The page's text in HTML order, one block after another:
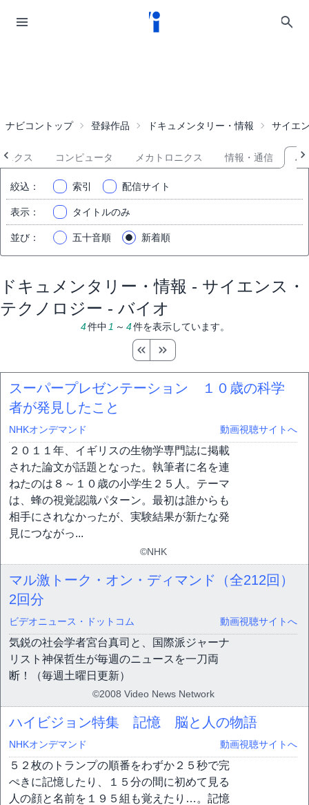
ナビコントップ 登録作品 ドキュメンタリー・情報 サイエ
ニクス コンピュータ メカトロニクス 情報・通信 バ
絞込 ： 索引 配信サイト
表示 ： タイトルのみ
並び ： 五十音順 新着順
ドキュメンタリー・情報 - サイエンス・
テクノロジー - バイオ
4件中 1 ～ 4件を表示しています。
スーパープレゼンテーション １０歳の科学
者が発見したこと
NHKオンデマンド 動画視聴サイトへ
２０１１年、イギリスの生物学専門誌に掲載
された論文が話題となった。執筆者に名を連
ねたのは８～１０歳の小学生２５人。テーマ
は、蜂の視覚認識パターン。最初は誰からも
相手にされなかったが、実験結果が新たな発
見につながっ...
©NHK
マル激トーク・オン・ディマンド（全212回）
2回分
ビデオニュース・ドットコム 動画視聴サイトへ
気鋭の社会学者宮台真司と、国際派ジャーナ
リスト神保哲生が毎週のニュースを一刀両
断！（毎週土曜日更新）
©2008 Video News Network
ハイビジョン特集 記憶 脳と人の物語
NHKオンデマンド 動画視聴サイトへ
５２枚のトランプの順番をわずか２５秒で完
ぺきに記憶したり、１５分の間に初めて見る
人の顔と名前を１９５組も覚えたり…。記憶